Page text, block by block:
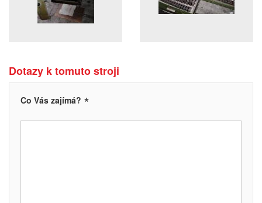
Dotazy k tomuto stroji
Co Vás zajímá? *